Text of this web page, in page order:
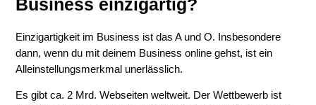
Business einzigartig?
Einzigartigkeit im Business ist das A und O. Insbesondere
dann, wenn du mit deinem Business online gehst, ist ein
Alleinstellungsmerkmal unerlässlich.
Es gibt ca. 2 Mrd. Webseiten weltweit. Der Wettbewerb ist